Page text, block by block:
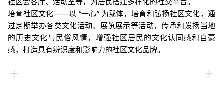
培育社区文化——以 “一心” 为载体，培育和弘扬社区文化，通
过定期举办各类文化活动、展览展示等活动，传承和发扬当地
的历史文化与民俗风情，增强社区居民的文化认同感和自豪
感，打造具有辨识度和影响力的社区文化品牌。